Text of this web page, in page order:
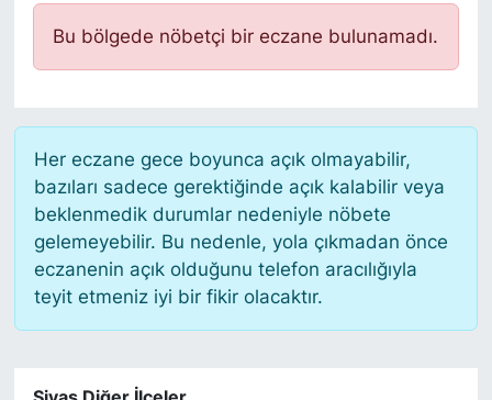
Bu bölgede nöbetçi bir eczane bulunamadı.
Her eczane gece boyunca açık olmayabilir,
bazıları sadece gerektiğinde açık kalabilir veya
beklenmedik durumlar nedeniyle nöbete
gelemeyebilir. Bu nedenle, yola çıkmadan önce
eczanenin açık olduğunu telefon aracılığıyla
teyit etmeniz iyi bir fikir olacaktır.